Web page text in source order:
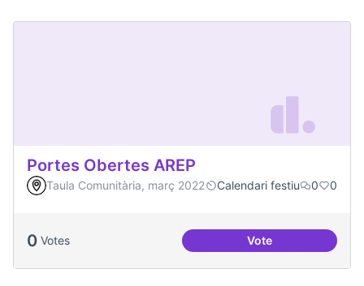
Portes Obertes AREP
Taula Comunitària, març 2022 Calendari festiu 0 0
0 Votes VotePortes Obertes